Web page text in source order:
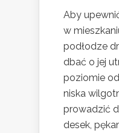
Aby
w
podłodze
dbać o jej
poziomie
niska
prowadzić
desek,